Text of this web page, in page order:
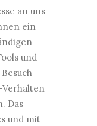
an uns
ein
und
Das
und mit